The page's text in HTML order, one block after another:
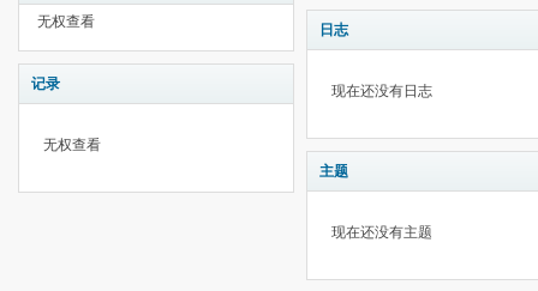
无权查看
记录
无权查看
日志
现在还没有日志
主题
现在还没有主题